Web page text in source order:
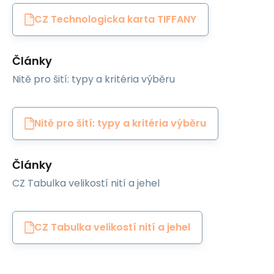
CZ Technologicka karta TIFFANY
Články
Nitě pro šití: typy a kritéria výběru
Nitě pro šití: typy a kritéria výběru
Články
CZ Tabulka velikostí nití a jehel
CZ Tabulka velikostí nití a jehel